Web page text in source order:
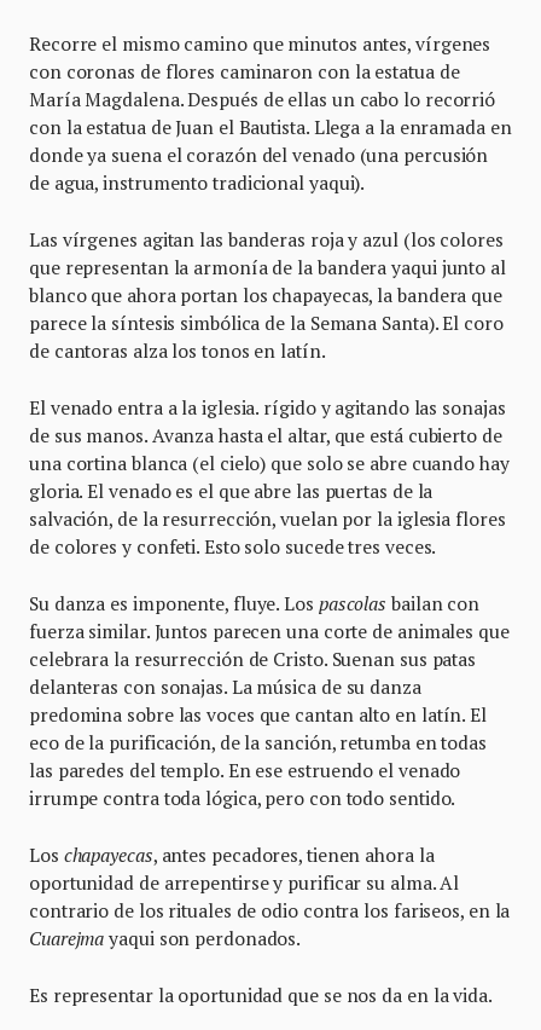
Recorre el mismo camino que minutos antes, vírgenes
con coronas de flores caminaron con la estatua de
María Magdalena. Después de ellas un cabo lo recorrió
con la estatua de Juan el Bautista. Llega a la enramada en
donde ya suena el corazón del venado (una percusión
de agua, instrumento tradicional yaqui).
Las vírgenes agitan las banderas roja y azul (los colores
que representan la armonía de la bandera yaqui junto al
blanco que ahora portan los chapayecas, la bandera que
parece la síntesis simbólica de la Semana Santa). El coro
de cantoras alza los tonos en latín.
El venado entra a la iglesia. rígido y agitando las sonajas
de sus manos. Avanza hasta el altar, que está cubierto de
una cortina blanca (el cielo) que solo se abre cuando hay
gloria. El venado es el que abre las puertas de la
salvación, de la resurrección, vuelan por la iglesia flores
de colores y confeti. Esto solo sucede tres veces.
Su danza es imponente, fluye. Los pascolas bailan con
fuerza similar. Juntos parecen una corte de animales que
celebrara la resurrección de Cristo. Suenan sus patas
delanteras con sonajas. La música de su danza
predomina sobre las voces que cantan alto en latín. El
eco de la purificación, de la sanción, retumba en todas
las paredes del templo. En ese estruendo el venado
irrumpe contra toda lógica, pero con todo sentido.
Los chapayecas, antes pecadores, tienen ahora la
oportunidad de arrepentirse y purificar su alma. Al
contrario de los rituales de odio contra los fariseos, en la
Cuarejma yaqui son perdonados.
Es representar la oportunidad que se nos da en la vida.